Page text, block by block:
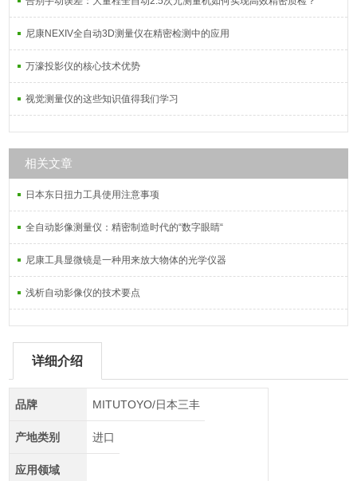
尼康NEXIV全自动3D测量仪在精密检测中的应用
万濠投影仪的核心技术优势
视觉测量仪的这些知识值得我们学习
相关文章
日本东日扭力工具使用注意事项
全自动影像测量仪：精密制造时代的“数字眼睛“
尼康工具显微镜是一种用来放大物体的光学仪器
浅析自动影像仪的技术要点
详细介绍
品牌 MITUTOYO/日本三丰
产地类别 进口
应用领域